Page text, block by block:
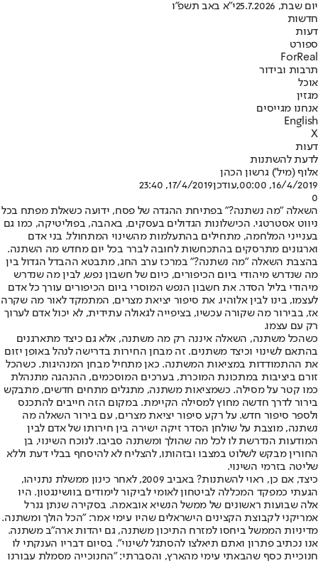
יום שבת, 25.7.2026
י"א באב תשפ"ו
חדשות
דעות
ספורט
ForReal
תרבות ובידור
אוכל
מגזין
אנחנו מגייסים
English
X
דעות
לדעת להשתנות
אלוף (מיל') גרשון הכהן
16/4/2019, 00:00
,עודכן17/4/2019, 23:40
0
השאלה "מה נשתנה?" בפתיחת ההגדה של פסח, ידועה כשאלת מפתח בכל
ניווט אסטרטגי. הכישלונות הגדולים בעסקים, באהבה, בפוליטיקה, כמו גם
בענייני המלחמה, מתחילים בהתעלמות מהשינוי המתחולל. בני אדם
וארגונים מתרסקים בהתכחשות לחובה לברר בכל יום מחדש מה השתנה.
בהצבת השאלה "מה נשתנה?" במרכז ערב החג, מתבטא ההבדל הגדול בין
מה שנדרש מיהודי ביום הכיפורים, כיום של חשבון נפש, לבין מה שנדרש
מיהודי בליל הסדר. את חשבון הנפש המוסרי ביום הכיפורים עורך כל אדם
לעצמו, בינו לבין אלוהיו. את סיפור יציאת מצרים, המתמקד לאור מה שקרה
אז, בבירור מה שקורה עכשיו, בציפייה לגאולה עתידית, לא יכול אדם לערוך
רק עם עצמו.
כשהכל משתנה, השאלה איננה רק מה משתנה, אלא גם כיצד מתארגנים
בהתאם לשינוי וכיצד משתנים. זה מבחן החירות בדרישה לנהל באופן יזום
את ההתמודדות במציאות המשתנה. כאן מתחיל מבחן המנהיגות. כשהכל
זורם ביציבות במתכונת המוכרת, בערכים המוסכמים, ההנהגה מתנהלת
כמו קטר על מסילה. כשמציאות משתנה, מתגלים מתחים חדשים, מתבקש
בירור לדרך חדשה מחוץ למסילה הקיימת. במקום הזה חייבים להתכנס
ולספר סיפור חדש. על רקע סיפור יציאת מצרים, עם בירור השאלה מה
נשתנה, מוצבת על שולחן הסדר זיקה ישירה בין חירותו של אדם לבין
המודעות הנדרשת לו לכל מה שהולך ומשתנה סביבו. לנוכח השינוי, בן
החורין מבקש לשלוט במצבו ובזהותו, להצליח לא להיסחף בבלי דעת וללא
שליטה בזרמי השינוי.
כיצד, אם כן, ראוי להשתנות? באביב 2009, לאחר כינון ממשלת נתניהו,
הגעתי כמפקד המכללה לביטחון לאומי לביקור לימודים בוושינגטון. היו
אלה שבועות ראשונים של ממשל הנשיא אובאמה. בסקירה שנתן גנרל
אמריקני לקבוצת הקצינים הישראלים שהיו עימי אמר: "הכל הולך ומשתנה.
מדיניות הממשל ביחסו למזרח התיכון משתנה, גם יהדות ארה"ב משתנה.
אנו נכתיב פתרון ואתם תיאלצו להסתגל לשינוי". בסיום דבריו הענקתי לו
חנוכיית כסף שהבאתי עימי מהארץ, והסברתי: "החנוכייה מסמלת עבורנו